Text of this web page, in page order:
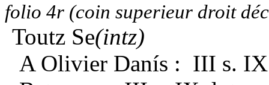
folio 4r (coin superieur droit
Toutz Se(intz)
A Olivier Danís : III s.